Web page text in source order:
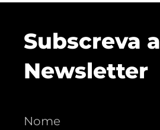
Subscreva a
Newsletter